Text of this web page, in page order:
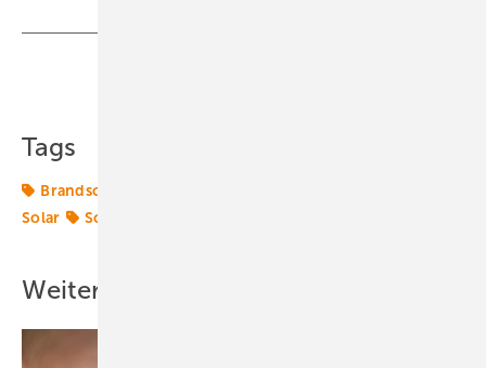
Tags
Brandschutz
Solar
Solartechnik
Weitere Inhalte